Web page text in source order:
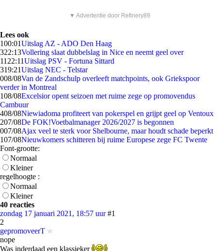
▼ Advertentie door Refinery89
Lees ook
100:01Uitslag AZ - ADO Den Haag
322:13Vollering slaat dubbelslag in Nice en neemt geel over
11 22:11Uitslag PSV - Fortuna Sittard
319:21Uitslag NEC - Telstar
008/08Van de Zandschulp overleeft matchpoints, ook Griekspoor
verder in Montreal
108/08Excelsior opent seizoen met ruime zege op promovendus
Cambuur
408/08Niewiadoma profiteert van pokerspel en grijpt geel op Ventoux
207/08De FOK!Voetbalmanager 2026/2027 is begonnen
007/08Ajax veel te sterk voor Shelbourne, maar houdt schade beperkt
107/08Nieuwkomers schitteren bij ruime Europese zege FC Twente
Font-grootte:
Normaal
Kleiner
regelhoogte :
Normaal
Kleiner
40 reacties
zondag 17 januari 2021, 18:57 uur #1
2
gepromoveerT
nope
Was inderdaad een klassieker